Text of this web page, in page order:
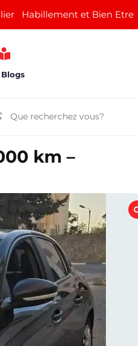
Habillement et Bien Etre
Blogs
km –